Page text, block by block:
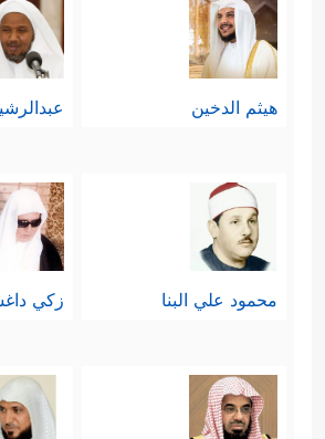
هيثم الدخين
محمود علي البنا زكي